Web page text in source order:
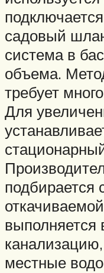
садовый
система в
объема.
требует
Для
подбирается
выполняется
местные